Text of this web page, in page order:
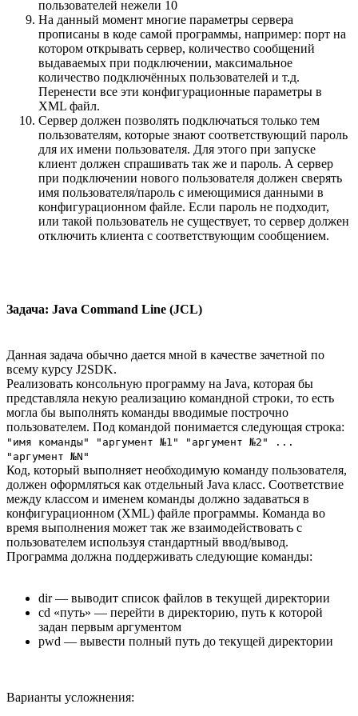
пользователей нежели 10
На данный момент многие параметры сервера
прописаны в коде самой программы, например: порт на
котором открывать сервер, количество сообщений
выдаваемых при подключении, максимальное
количество подключённых пользователей и т.д.
Перенести все эти конфигурационные параметры в
XML файл.
Сервер должен позволять подключаться только тем
пользователям, которые знают соответствующий пароль
для их имени пользователя. Для этого при запуске
клиент должен спрашивать так же и пароль. А сервер
при подключении нового пользователя должен сверять
имя пользователя/пароль с имеющимися данными в
конфигурационном файле. Если пароль не подходит,
или такой пользователь не существует, то сервер должен
отключить клиента с соответствующим сообщением.
Задача: Java Command Line (JCL)
Данная задача обычно дается мной в качестве зачетной по
всему курсу J2SDK.
Реализовать консольную программу на Java, которая бы
представляла некую реализацию командной строки, то есть
могла бы выполнять команды вводимые построчно
пользователем. Под командой понимается следующая строка:
"имя команды" "аргумент №1" "аргумент №2" ...
"аргумент №N"
Код, который выполняет необходимую команду пользователя,
должен оформляться как отдельный Java класс. Соответствие
между классом и именем команды должно задаваться в
конфигурационном (XML) файле программы. Команда во
время выполнения может так же взаимодействовать с
пользователем используя стандартный ввод/вывод.
Программа должна поддерживать следующие команды:
dir — выводит список файлов в текущей директории
cd «путь» — перейти в директорию, путь к которой
задан первым аргументом
pwd — вывести полный путь до текущей директории
Варианты усложнения: